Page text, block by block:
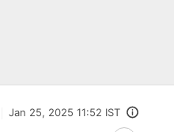
Jan 25, 2025 11:52 IST